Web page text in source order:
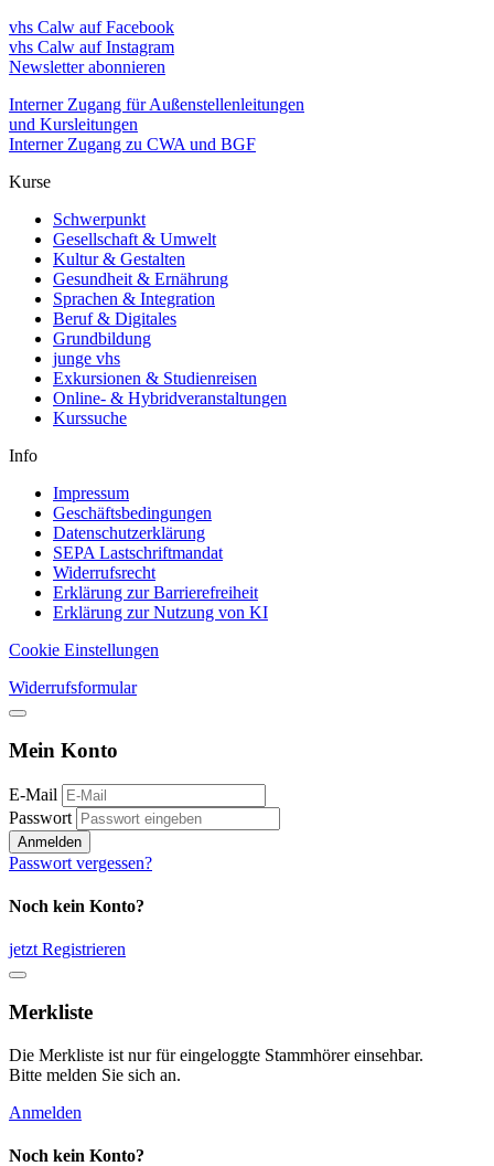
vhs Calw auf Facebook
vhs Calw auf Instagram
Newsletter abonnieren
Interner Zugang für Außenstellenleitungen
und Kursleitungen
Interner Zugang zu CWA und BGF
Kurse
Schwerpunkt
Gesellschaft & Umwelt
Kultur & Gestalten
Gesundheit & Ernährung
Sprachen & Integration
Beruf & Digitales
Grundbildung
junge vhs
Exkursionen & Studienreisen
Online- & Hybridveranstaltungen
Kurssuche
Info
Impressum
Geschäftsbedingungen
Datenschutzerklärung
SEPA Lastschriftmandat
Widerrufsrecht
Erklärung zur Barrierefreiheit
Erklärung zur Nutzung von KI
Cookie Einstellungen
Widerrufsformular
Mein Konto
E-Mail
Passwort
Anmelden
Passwort vergessen?
Noch kein Konto?
jetzt Registrieren
Merkliste
Die Merkliste ist nur für eingeloggte Stammhörer einsehbar.
Bitte melden Sie sich an.
Anmelden
Noch kein Konto?